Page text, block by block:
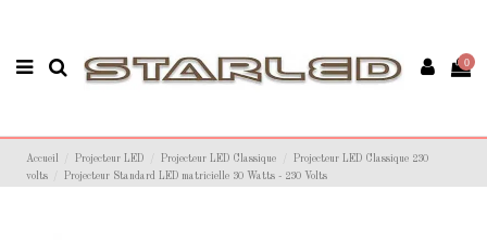
0
Accueil Projecteur LED Projecteur LED Classique
Projecteur LED Classique 230
volts
Projecteur Standard LED matricielle 30 Watts - 230 Volts